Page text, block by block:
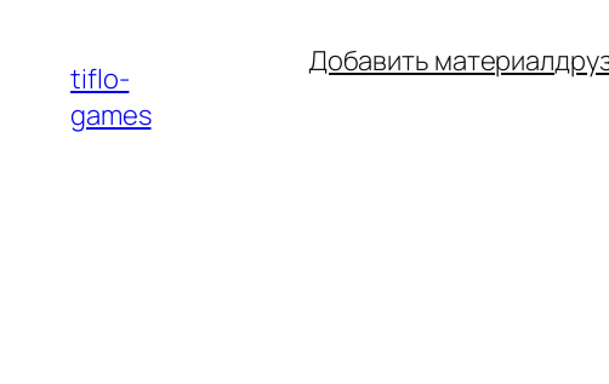
содержимому
tiflo-
games
Добавить материал